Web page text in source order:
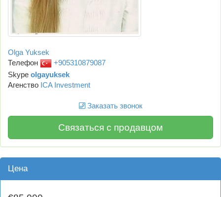
Olga Yuksek
Телефон
+905310879087
Skype olgayuksek
Агенство ICA Investment
Заказать звонок
Связаться с продавцом
Цена